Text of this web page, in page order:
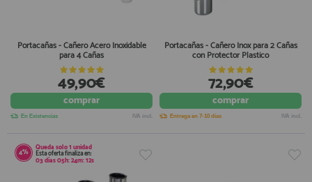
Portacañas - Cañero Acero Inoxidable
para 4 Cañas
49,90€
comprar
En Existencias IVA incl.
Portacañas - Cañero Inox para 2 Cañas
con Protector Plastico
72,90€
comprar
Entrega en 7-10 días IVA incl.
4% Queda solo1 unidad
Esta oferta finaliza en:
03días05h:24m:11s